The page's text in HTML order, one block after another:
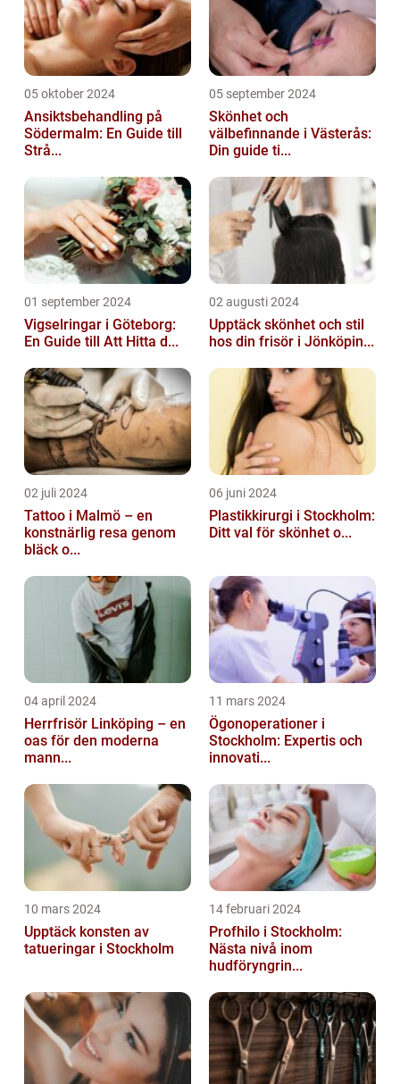
05 oktober 2024
Ansiktsbehandling på
Södermalm: En Guide till
Strå...
05 september 2024
Skönhet och
välbefinnande i Västerås:
Din guide ti...
01 september 2024
Vigselringar i Göteborg:
En Guide till Att Hitta d...
02 augusti 2024
Upptäck skönhet och stil
hos din frisör i Jönköpin...
02 juli 2024
Tattoo i Malmö – en
konstnärlig resa genom
bläck o...
06 juni 2024
Plastikkirurgi i Stockholm:
Ditt val för skönhet o...
04 april 2024
Herrfrisör Linköping – en
oas för den moderna
mann...
11 mars 2024
Ögonoperationer i
Stockholm: Expertis och
innovati...
10 mars 2024
Upptäck konsten av
tatueringar i Stockholm
14 februari 2024
Profhilo i Stockholm:
Nästa nivå inom
hudföryngrin...